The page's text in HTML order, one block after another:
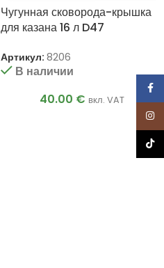
Чугунная сковорода-крышка
для казана 16 л D47
Артикул: 8206
В наличии
40.00 € вкл. VAT